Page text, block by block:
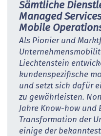
Sämtliche
Managed
Mobile
Als Pionier und
Liechtenstein
kundenspezifische
und setzt sich dafür
zu gewährleisten.
Jahre Know-how und
Transformation der
einige der